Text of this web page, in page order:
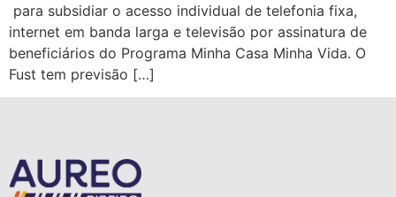
para subsidiar o acesso individual de telefonia fixa,
internet em banda larga e televisão por assinatura de
beneficiários do Programa Minha Casa Minha Vida. O
Fust tem previsão […]